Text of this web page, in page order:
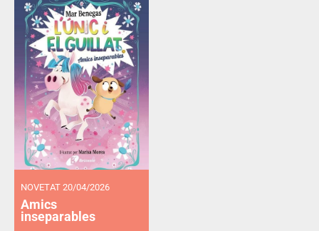
NOVETAT 20/04/2026
Amics
inseparables